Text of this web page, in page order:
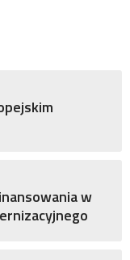
w